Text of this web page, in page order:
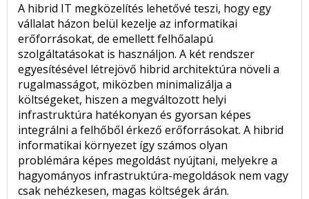
A hibrid IT megközelítés lehetővé teszi, hogy egy
vállalat házon belül kezelje az informatikai
erőforrásokat, de emellett felhőalapú
szolgáltatásokat is használjon. A két rendszer
egyesítésével létrejövő hibrid architektúra növeli a
rugalmasságot, miközben minimalizálja a
költségeket, hiszen a megváltozott helyi
infrastruktúra hatékonyan és gyorsan képes
integrálni a felhőből érkező erőforrásokat. A hibrid
informatikai környezet így számos olyan
problémára képes megoldást nyújtani, melyekre a
hagyományos infrastruktúra-megoldások nem vagy
csak nehézkesen, magas költségek árán.